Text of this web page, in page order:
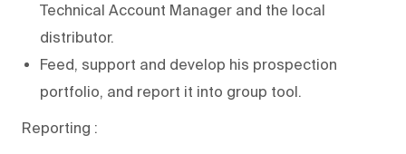
Technical Account Manager and the local
distributor.
Feed, support and develop his prospection
portfolio, and report it into group tool.
Reporting :